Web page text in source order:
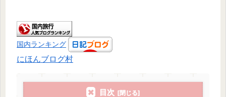
国内ランキング
にほんブログ村
目次